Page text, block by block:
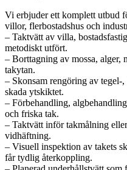
Vi erbjuder ett komplett utbud
villor, flerbostadshus och
– Taktvätt av villa,
metodiskt utfört.
– Borttagning av mossa, alger,
takytan.
– Skonsam rengöring av tegel-
skada ytskiktet.
– Förbehandling,
och friska tak.
– Taktvätt inför takmålning
vidhäftning.
– Visuell inspektion av takets
får tydlig återkoppling.